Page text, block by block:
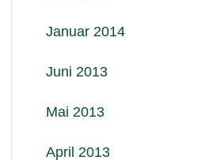
Januar 2014
Juni 2013
Mai 2013
April 2013